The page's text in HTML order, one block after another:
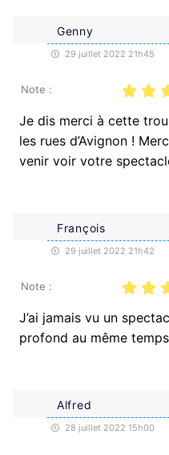
Genny
29 juillet 2022 21h45
Note :
Je dis merci à cette
les rues d’Avignon !
venir voir votre
François
29 juillet 2022 21h42
Note :
J’ai jamais vu un
profond au même
Alfred
28 juillet 2022 15h00